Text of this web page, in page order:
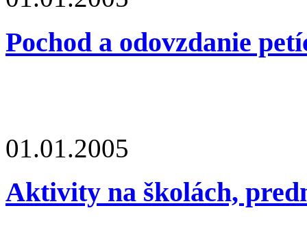
Pochod a odovzdanie
01.01.2005
Aktivity na školách,